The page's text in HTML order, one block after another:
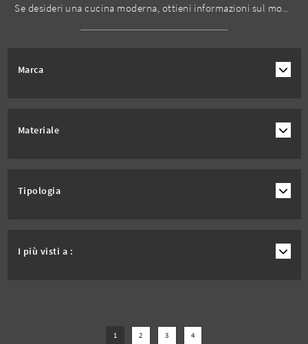
Marca
Materiale
Tipologia
I più visti a :
1 2 3 4